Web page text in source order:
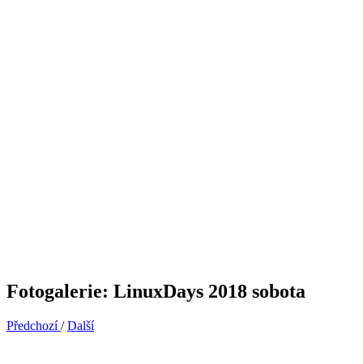
Fotogalerie: LinuxDays 2018 sobota
Předchozí / Další